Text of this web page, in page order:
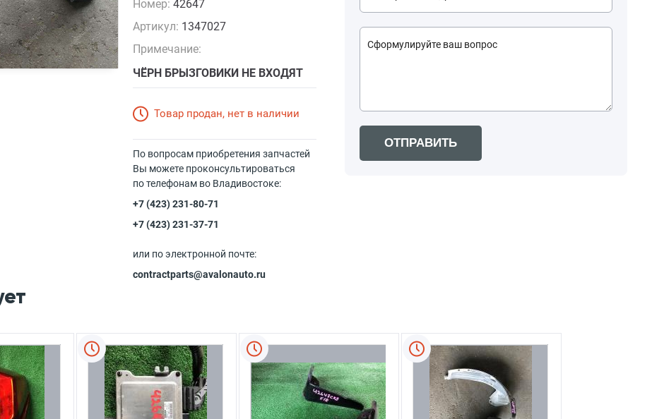
Номер: 42647
Артикул: 1347027
Примечание:
ЧЁРН БРЫЗГОВИКИ НЕ ВХОДЯТ
Товар продан, нет в наличии
По вопросам приобретения запчастей
Вы можете проконсультироваться
по телефонам во Владивостоке:
+7 (423) 231-80-71
+7 (423) 231-37-71
или по электронной почте:
contractparts@avalonauto.ru
ОТПРАВИТЬ